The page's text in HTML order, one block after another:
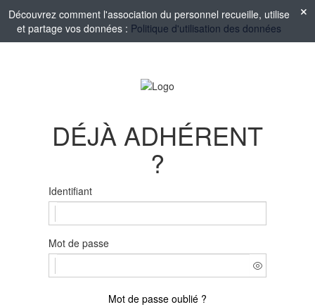
Découvrez comment l'association du personnel recueille, utilise
et partage vos données : Politique d'utilisation des données
DÉJÀ ADHÉRENT
?
Identifiant
Mot de passe
Mot de passe oublié ?